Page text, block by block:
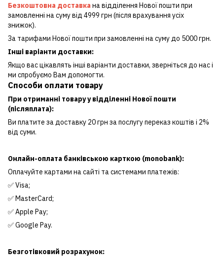
Безкоштовна доставка на відділення Нової пошти при
замовленні на суму від 4999 грн (після врахування усіх
знижок).
За тарифами Нової пошти при замовленні на суму до 5000 грн.
Інші варіанти доставки:
Якщо вас цікавлять інші варіанти доставки, зверніться до нас і
ми спробуємо Вам допомогти.
Способи оплати товару
При отриманні товару у відділенні Нової пошти
(післяплата):
Ви платите за доставку 20 грн за послугу переказ коштів і 2%
від суми.
Онлайн-оплата банківською карткою (monobank):
Оплачуйте картами на сайті та системами платежів:
✅ Visa;
✅ MasterCard;
✅ Apple Pay;
✅ Google Pay.
Безготівковий розрахунок: